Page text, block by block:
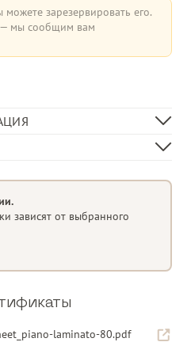
зарезервировать его.
— мы сообщим вам
80
1
Обеденный стол
зависят от выбранного
laminato-80.pdf